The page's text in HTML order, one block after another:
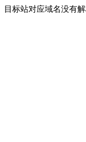
目标站对应域名没有